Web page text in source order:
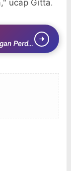
ucap Gitta
Perda